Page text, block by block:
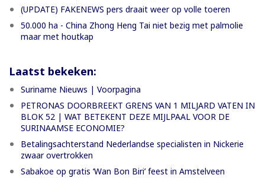
(UPDATE) FAKENEWS pers draait weer op volle toeren
50.000 ha - China Zhong Heng Tai niet bezig met palmolie
maar met houtkap
Laatst bekeken:
Suriname Nieuws | Voorpagina
PETRONAS DOORBREEKT GRENS VAN 1 MILJARD VATEN IN
BLOK 52 | WAT BETEKENT DEZE MIJLPAAL VOOR DE
SURINAAMSE ECONOMIE?
Betalingsachterstand Nederlandse specialisten in Nickerie
zwaar overtrokken
Sabakoe op gratis ‘Wan Bon Biri’ feest in Amstelveen